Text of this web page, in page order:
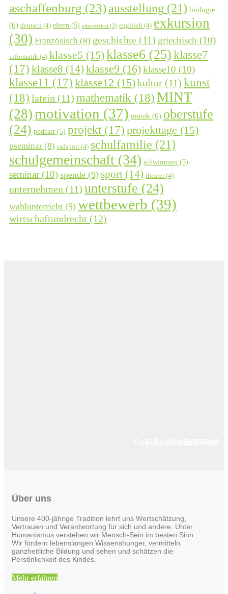
aschaffenburg (23)ausstellung (21) biologie
(6) deutsch (4) eltern (5) elternbeirat (3) englisch (4) exkursion
(30) Französisch (8) geschichte (11) griechisch (10)
informatik (4) klasse5 (15)klasse6 (25) klasse7
(17) klasse8 (14) klasse9 (16)klasse10 (10)
klasse11 (17) klasse12 (15)kultur (11) kunst
(18) latein (11) mathematik (18)MINT
(28)motivation (37) musik (6) oberstufe
(24) podcast (5) projekt (17) projekttage (15)
pseminar (8) radsport (4) schulfamilie (21)
schulgemeinschaft (34) schwimmen (5)
seminar(10) spende (9) sport (14) theater(4)
unternehmen (11) unterstufe (24)
wahlunterricht (9) wettbewerb (39)
wirtschaftundrecht (12)
Über uns
Unsere 400-jährige Tradition lehrt uns Wertschätzung,
Vertrauen und Verantwortung für sich und andere. Unter
Humanismus verstehen wir Mensch-Sein im besten Sinn.
Wir fördern lebenslangen Wissenshunger, vermitteln
ganzheitliche Bildung und sehen und schätzen die
Persönlichkeit des Kindes.
Mehr erfahren